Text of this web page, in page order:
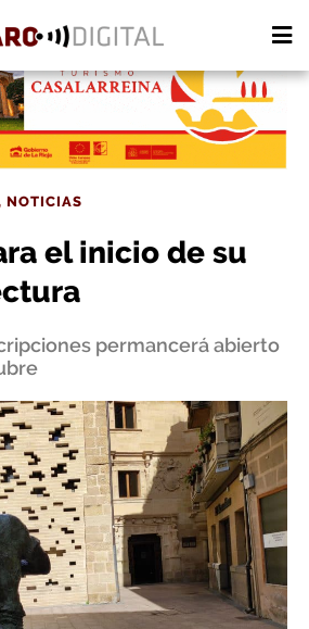
NOTICIAS
el inicio de su
permancerá abierto